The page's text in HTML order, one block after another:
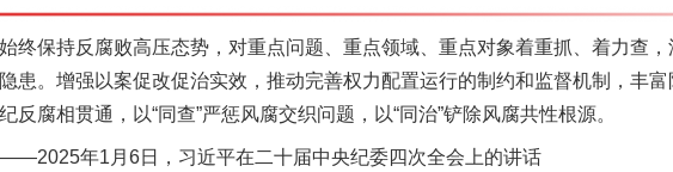
保持反腐败高压态势，对重点问题、重点领域、重点对象着重抓、着力查，
患。增强以案促改促治实效，推动完善权力配置运行的制约和监督机制，丰
反腐相贯通，以“同查”严惩风腐交织问题，以“同治”铲除风腐共性根源。
年1月6日，习近平在二十届中央纪委四次全会上的讲话